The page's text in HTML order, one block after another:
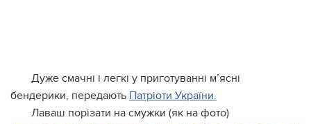
Дуже смачні і легкі у приготуванні м’ясні
бендерики, передають Патріоти України.
Лаваш порізати на смужки (як на фото)